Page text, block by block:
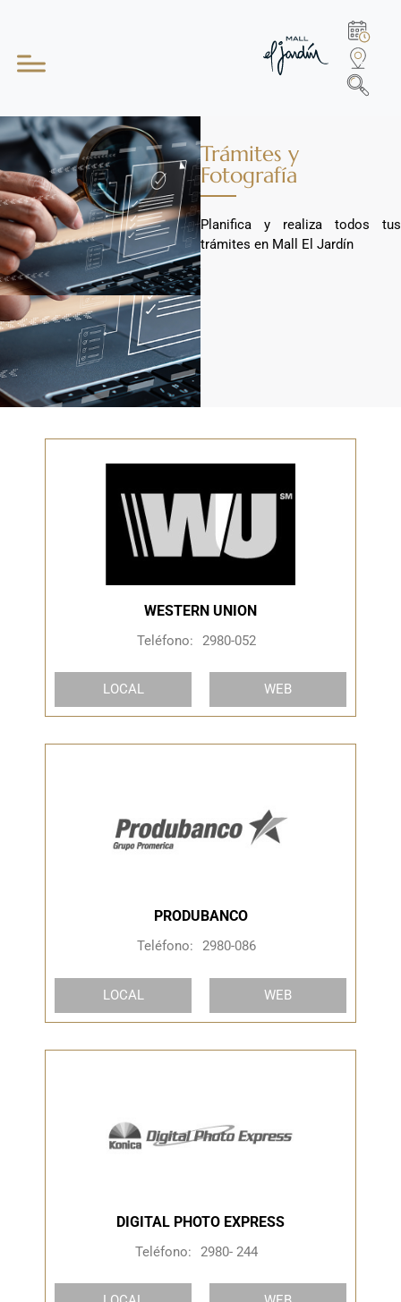
Trámites y
Fotografía
Planifica y realiza todos tus
trámites en Mall El Jardín
WESTERN UNION
Teléfono: 2980-052
LOCAL WEB
PRODUBANCO
Teléfono: 2980-086
LOCAL WEB
DIGITAL PHOTO EXPRESS
Teléfono: 2980- 244